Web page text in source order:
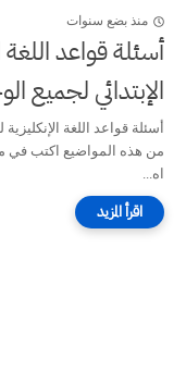
منذ بضع سنوات
أسئلة قواعد
الإبتدائي لجميع
أسئلة قواعد اللغة
من هذه المواضيع اكتب في
اه...